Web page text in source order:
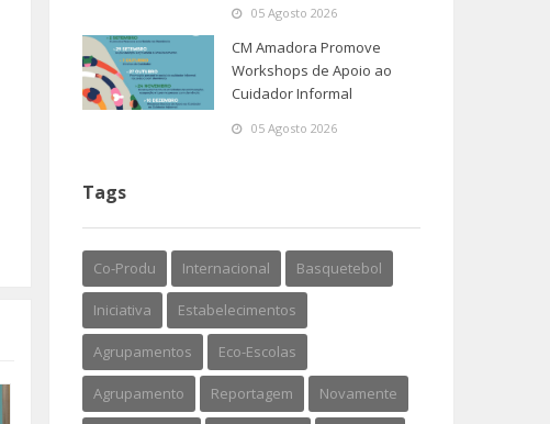
05 Agosto 2026
CM Amadora Promove
Workshops de Apoio ao
Cuidador Informal
05 Agosto 2026
Tags
Co-Produ Internacional Basquetebol
Iniciativa Estabelecimentos
Agrupamentos Eco-Escolas
Agrupamento Reportagem Novamente